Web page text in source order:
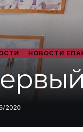
НОВОСТИ
2020